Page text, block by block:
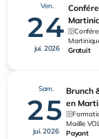
Ven.
24
jui. 2026
Gratuit
Sam.
25
jui. 2026
Brunch
en
Maëlle
Payant